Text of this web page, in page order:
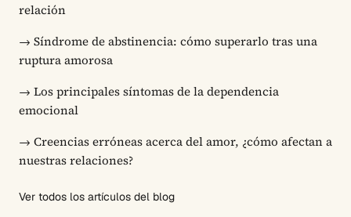
relación
→ Síndrome de abstinencia: cómo superarlo tras una
ruptura amorosa
→ Los principales síntomas de la dependencia
emocional
→ Creencias erróneas acerca del amor, ¿cómo afectan a
nuestras relaciones?
Ver todos los artículos del blog